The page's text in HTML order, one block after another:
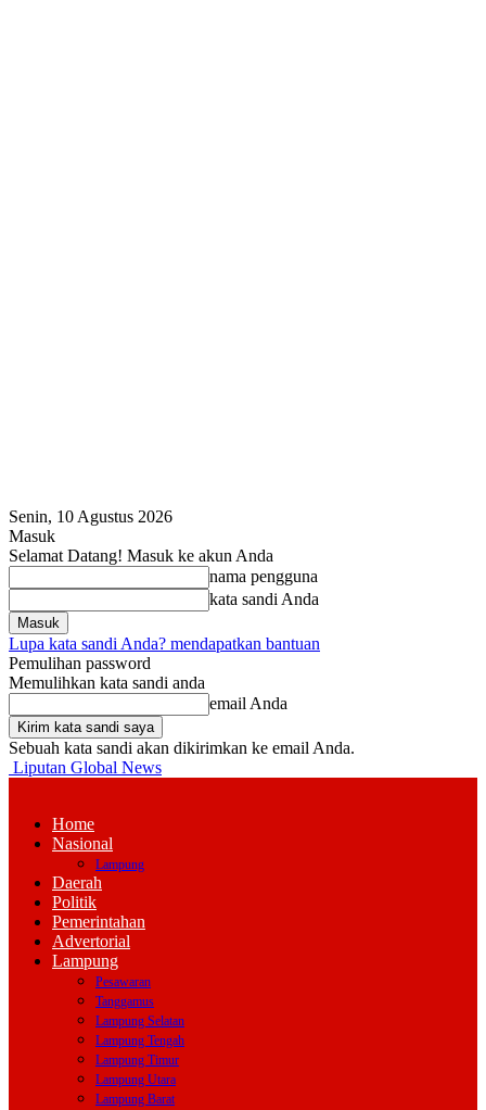
Senin, 10 Agustus 2026
Masuk
Selamat Datang! Masuk ke akun Anda
nama pengguna
kata sandi Anda
Lupa kata sandi Anda? mendapatkan bantuan
Pemulihan password
Memulihkan kata sandi anda
email Anda
Sebuah kata sandi akan dikirimkan ke email Anda.
Liputan Global News
Home
Nasional
Lampung
Daerah
Politik
Pemerintahan
Advertorial
Lampung
Pesawaran
Tanggamus
Lampung Selatan
Lampung Tengah
Lampung Timur
Lampung Utara
Lampung Barat